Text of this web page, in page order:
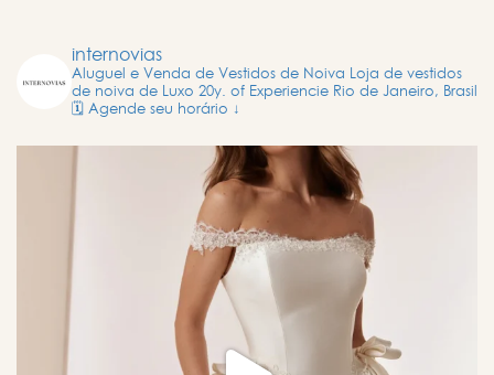
internovias
Aluguel e Venda de Vestidos de Noiva Loja de vestidos
de noiva de Luxo 20y. of Experiencie Rio de Janeiro, Brasil
🗓️ Agende seu horário ↓